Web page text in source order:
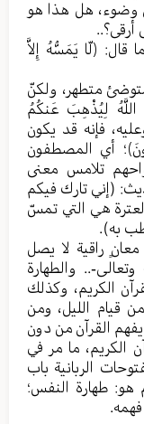
وضوء، هل هذا هو
أرقى؟..
قال: ﴿لّا يَمَسُّهُ إِلاَّ
متطهر، ولكنّ
اللَّهُ لِيُذْهِبَ عَنكُمُ
فإنه قد يكون
أي المصطفون
تلامس معنى
(إني تارك فيكم
هي التي تمسّ
به).
معانٍ راقية لا يصل
.. والطهارة
الكريم، وكذلك
قيام الليل، ومن
القرآن من دون
الكريم، ما مر في
الربانية باب
هو: طهارة النفس؛